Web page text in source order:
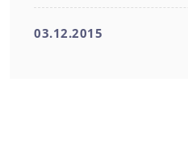
03.12.2015